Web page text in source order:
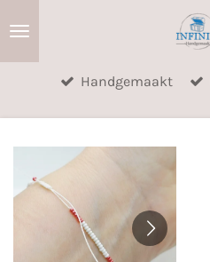
hoofdinhoud
Handgemaakt